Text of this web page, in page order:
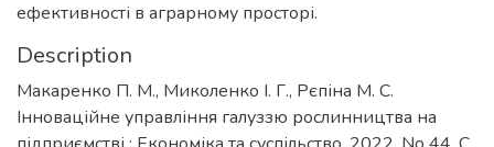
ефективності в аграрному просторі.
Description
Макаренко П. М., Миколенко І. Г., Рєпіна М. С.
Інноваційне управління галуззю рослинництва на